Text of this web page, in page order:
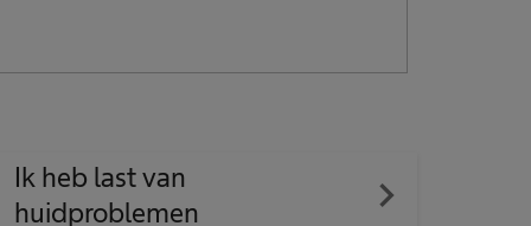
Ik heb last van
huidproblemen
navigate_next